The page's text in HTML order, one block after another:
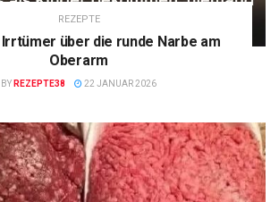
REZEPTE
über die runde Narbe am
Oberarm
BY REZEPTE38 22 JANUAR 2026